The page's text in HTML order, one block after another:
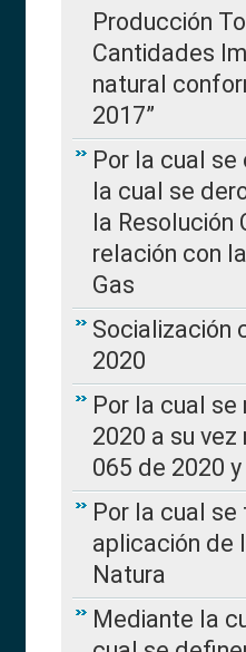
Producción
Cantidades
natural
2017”
Por la cual
la cual se
la Resolución
relación con
Gas
Socialización
2020
Por la cual se
2020 a su
065 de 2020
Por la cual
aplicación de
Natura
Mediante la